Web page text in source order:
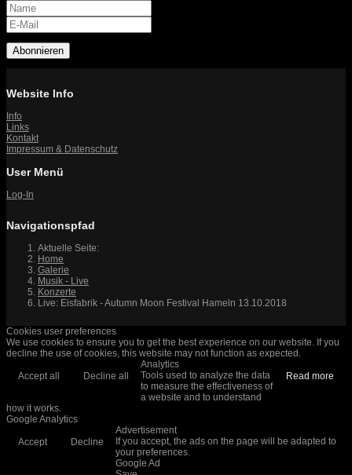
Abonnieren
Website Info
Info
Links
Kontakt
Impressum & Datenschutz
User Menü
Log-In
Navigationspfad
Aktuelle Seite:
Home
Galerie
Musik - Live
Konzerte
Live: Eisfabrik - Autumn Moon Festival Hameln 13.10.2018
Cookies user preferences
We use cookies to ensure you to get the best experience on our website. If you
decline the use of cookies, this website may not function as expected.
Accept all Decline all Read more
Analytics
Tools used to analyze the data
to measure the effectiveness of
a website and to understand
how it works.
Google Analytics
Accept Decline
Advertisement
If you accept, the ads on the page will be adapted to
your preferences.
Google Ad